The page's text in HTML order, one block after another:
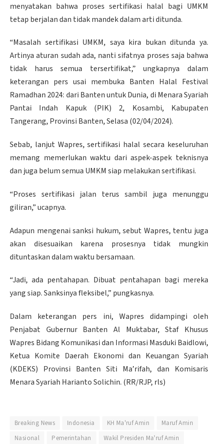
menyatakan bahwa proses sertifikasi halal bagi UMKM
tetap berjalan dan tidak mandek dalam arti ditunda.
“Masalah sertifikasi UMKM, saya kira bukan ditunda ya.
Artinya aturan sudah ada, nanti sifatnya proses saja bahwa
tidak harus semua tersertifikat,” ungkapnya dalam
keterangan pers usai membuka Banten Halal Festival
Ramadhan 2024: dari Banten untuk Dunia, di Menara Syariah
Pantai Indah Kapuk (PIK) 2, Kosambi, Kabupaten
Tangerang, Provinsi Banten, Selasa (02/04/2024).
Sebab, lanjut Wapres, sertifikasi halal secara keseluruhan
memang memerlukan waktu dari aspek-aspek teknisnya
dan juga belum semua UMKM siap melakukan sertifikasi.
“Proses sertifikasi jalan terus sambil juga menunggu
giliran,” ucapnya.
Adapun mengenai sanksi hukum, sebut Wapres, tentu juga
akan disesuaikan karena prosesnya tidak mungkin
dituntaskan dalam waktu bersamaan.
“Jadi, ada pentahapan. Dibuat pentahapan bagi mereka
yang siap. Sanksinya fleksibel,” pungkasnya.
Dalam keterangan pers ini, Wapres didampingi oleh
Penjabat Gubernur Banten Al Muktabar, Staf Khusus
Wapres Bidang Komunikasi dan Informasi Masduki Baidlowi,
Ketua Komite Daerah Ekonomi dan Keuangan Syariah
(KDEKS) Provinsi Banten Siti Ma’rifah, dan Komisaris
Menara Syariah Harianto Solichin. (RR/RJP, rls)
Breaking News Indonesia KH Ma'ruf Amin
Maruf Amin
Nasional
Pemerintahan
Wakil Presiden Ma'ruf Amin